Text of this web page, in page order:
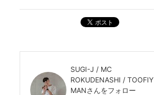
ポスト
SUGI-J / MC
ROKUDENASHI / TOOFIY
MANさんをフォロー